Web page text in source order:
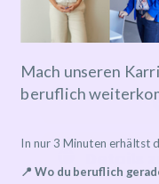
Tickets are not
event!
Mach unseren
beruflich
In nur 3 Minuten erhältst
📍 Wo du beruflich